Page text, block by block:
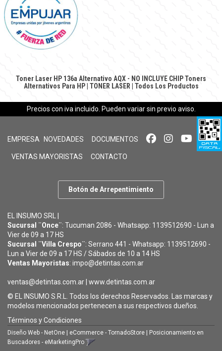
Toner Laser HP 136a Alternativo AQX - NO INCLUYE CHIPToners
Alternativos Para HP| TONER LASER Todos Los Productos
Precios con iva incluido. Pueden variar sin previo aviso.
EMPRESA NOVEDADES DOCUMENTOS
VENTAS MAYORISTAS CONTACTO
Botón de Arrepentimiento
EL INSUMO SRL |
Sucursal ¨Once¨: Tucuman 2086 - Whatsapp: 1139512690 - Lun a
Vier de 09 a 17 HS
Sucursal ¨Villa Crespo¨: Serrano 441 - Whatsapp: 1139512690 -
Lun a Vier de 09 a 17 HS / Sábados de 10 a 14 HS
Ventas Mayoristas: impo@detintas.com.ar
ventas@detintas.com.ar www.detintas.com.ar
© EL INSUMO S.R.L. Todos los derechos Reservados. Las marcas y
modelos mencionados pertenecen a sus respectivos dueños.
Términos y Condiciones
Diseño Web - NetOne | eCommerce - TornadoStore | Posicionamiento en
Buscadores - eMarketingPro